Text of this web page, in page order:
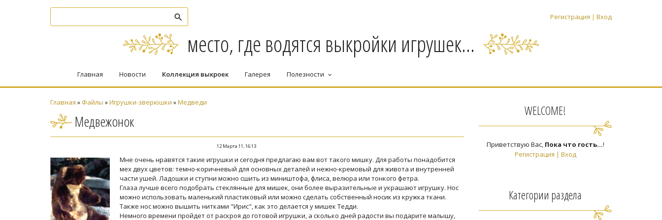
Регистрация | Вход
место, где водятся выкройки игрушек...
Главная Новости Коллекция выкроек Галерея Полезности keyboard_arrow_down
Главная » Файлы »Игрушки-зверюшки »Медведи
Медвежонок
12 Марта 11, 16:13
Мне очень нравятся такие игрушки и сегодня предлагаю вам вот такого мишку. Для работы понадобится
мех двух цветов: темно-коричневый для основных деталей и нежно-кремовый для живота и внутренней
части ушей. Ладошки и ступни можно сшить из миништофа, флиса, велюра или тонкого фетра.
Глаза лучше всего подобрать стеклянные для мишек, они более выразительные и украшают игрушку. Нос
можно использовать маленький пластиковый или можно сделать собственный носик из кружка ткани.
Также нос можно вышить нитками "Ирис", как это делается у мишек Тедди.
Немного времени пройдет от раскроя до готовой игрушки, а сколько дней радости вы подарите малышу,
WELCOME!
Приветствую Вас, Пока что гость...!
Регистрация | Вход
Категории раздела